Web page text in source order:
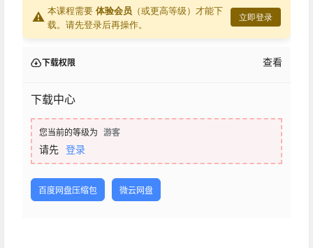
⚠ 本课程需要 体验会员 （或更高等级）才能下
载。请先登录后再操作。
立即登录
下载权限 查看
下载中心
您当前的等级为 游客
请先 登录
百度网盘压缩包 微云网盘